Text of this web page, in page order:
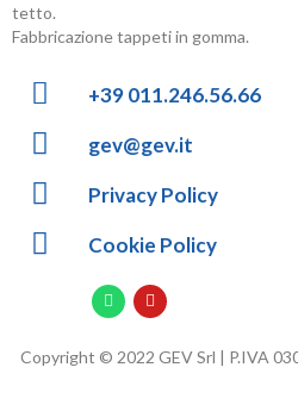
tetto.
Fabbricazione tappeti in gomma.
+39 011.246.56.66
gev@gev.it
Privacy Policy
Cookie Policy
Copyright © 2022 GEV Srl | P.IVA